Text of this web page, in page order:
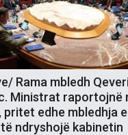
Rama mbledh
Ministrat raportojnë
pritet edhe mbledhja
ndryshojë kabinetin